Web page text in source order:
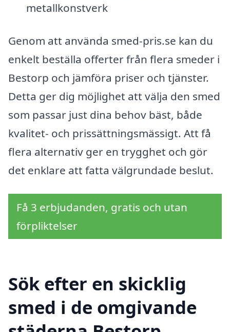
metallkonstverk
Genom att använda smed-pris.se kan du
enkelt beställa offerter från flera smeder i
Bestorp och jämföra priser och tjänster.
Detta ger dig möjlighet att välja den smed
som passar just dina behov bäst, både
kvalitet- och prissättningsmässigt. Att få
flera alternativ ger en trygghet och gör
det enklare att fatta välgrundade beslut.
Få 3 erbjudanden, gratis och utan
förpliktelser
Sök efter en skicklig
smed i de omgivande